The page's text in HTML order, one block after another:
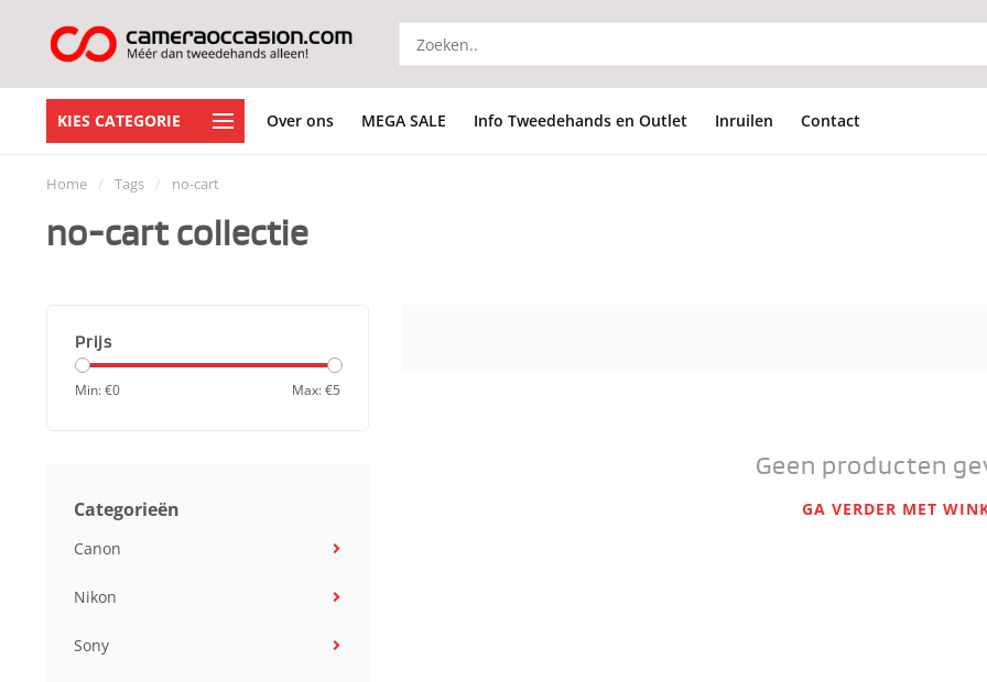
KIES CATEGORIE Over ons MEGA SALE Info Tweedehands en Outlet Inruilen Contact
Home / Tags / no-cart
no-cart collectie
Prijs
Min: €0 Max: €5
Categorieën
Canon
Nikon
Sony
Geen producten
GA VERDER MET